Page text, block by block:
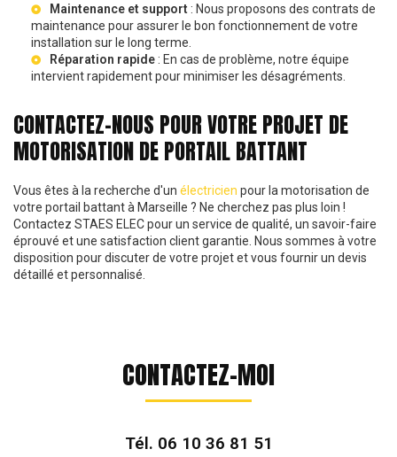
Maintenance et support : Nous proposons des contrats de
maintenance pour assurer le bon fonctionnement de votre
installation sur le long terme.
Réparation rapide : En cas de problème, notre équipe
intervient rapidement pour minimiser les désagréments.
CONTACTEZ-NOUS POUR VOTRE PROJET DE
MOTORISATION DE PORTAIL BATTANT
Vous êtes à la recherche d'un électricien pour la motorisation de
votre portail battant à Marseille ? Ne cherchez pas plus loin !
Contactez STAES ELEC pour un service de qualité, un savoir-faire
éprouvé et une satisfaction client garantie. Nous sommes à votre
disposition pour discuter de votre projet et vous fournir un devis
détaillé et personnalisé.
CONTACTEZ-MOI
Tél. 06 10 36 81 51